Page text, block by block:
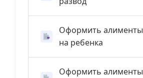
Оформить алименты
на ребенка
Оформить алименты